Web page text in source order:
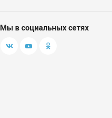
Мы в социальных сетях